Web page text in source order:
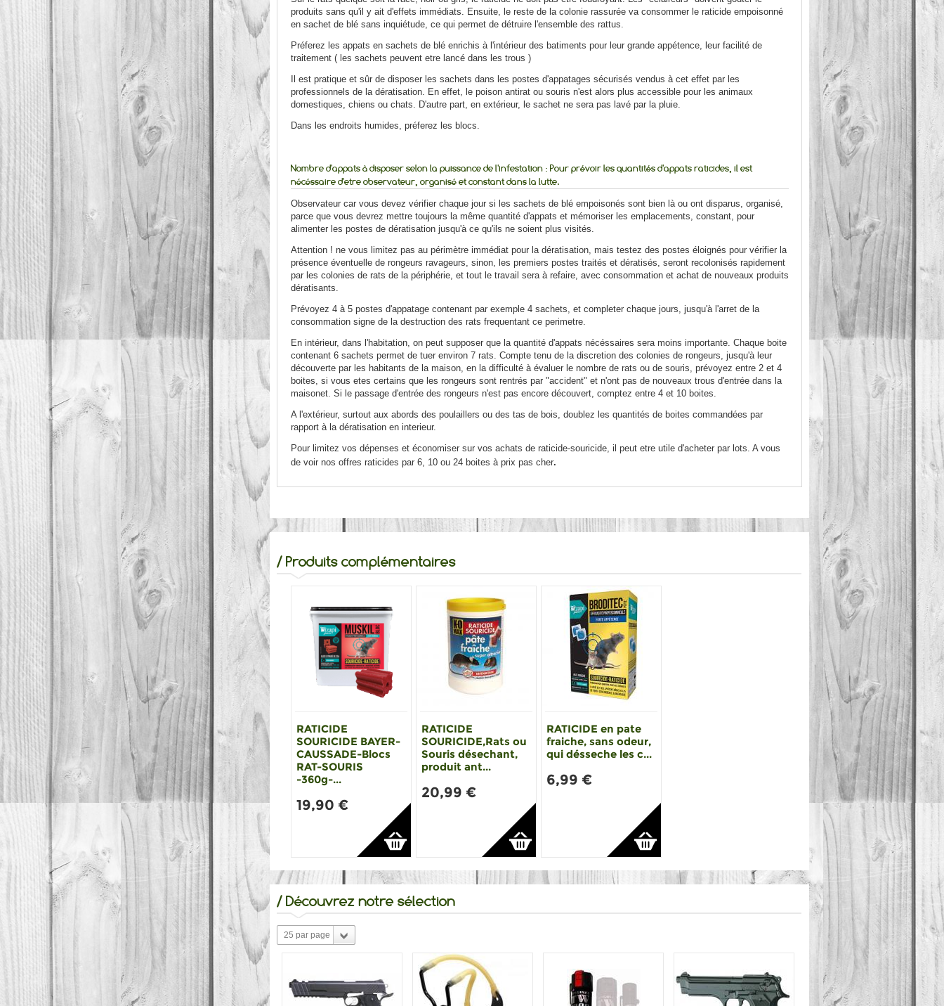
produits sans qu'il y ait d'effets immédiats. Ensuite, le reste de la colonie rassurée va consommer le raticide empoisonné
en sachet de blé sans inquiétude, ce qui permet de détruire l'ensemble des rattus.
Préferez les appats en sachets de blé enrichis à l'intérieur des batiments pour leur grande appétence, leur facilité de
traitement ( les sachets peuvent etre lancé dans les trous )
Il est pratique et sûr de disposer les sachets dans les postes d'appatages sécurisés vendus à cet effet par les
professionnels de la dératisation. En effet, le poison antirat ou souris n'est alors plus accessible pour les animaux
domestiques, chiens ou chats. D'autre part, en extérieur, le sachet ne sera pas lavé par la pluie.
Dans les endroits humides, préferez les blocs.
Nombre d'appats à disposer selon la puissance de l'infestation : Pour prévoir les quantités d'appats raticides, il est
nécéssaire d'etre observateur, organisé et constant dans la lutte.
Observateur car vous devez vérifier chaque jour si les sachets de blé empoisonés sont bien là ou ont disparus, organisé,
parce que vous devrez mettre toujours la même quantité d'appats et mémoriser les emplacements, constant, pour
alimenter les postes de dératisation jusqu'à ce qu'ils ne soient plus visités.
Attention ! ne vous limitez pas au périmètre immédiat pour la dératisation, mais testez des postes éloignés pour vérifier la
présence éventuelle de rongeurs ravageurs, sinon, les premiers postes traités et dératisés, seront recolonisés rapidement
par les colonies de rats de la périphérie, et tout le travail sera à refaire, avec consommation et achat de nouveaux produits
dératisants.
Prévoyez 4 à 5 postes d'appatage contenant par exemple 4 sachets, et completer chaque jours, jusqu'à l'arret de la
consommation signe de la destruction des rats frequentant ce perimetre.
En intérieur, dans l'habitation, on peut supposer que la quantité d'appats nécéssaires sera moins importante. Chaque boite
contenant 6 sachets permet de tuer environ 7 rats. Compte tenu de la discretion des colonies de rongeurs, jusqu'à leur
découverte par les habitants de la maison, en la difficulté à évaluer le nombre de rats ou de souris, prévoyez entre 2 et 4
boites, si vous etes certains que les rongeurs sont rentrés par "accident" et n'ont pas de nouveaux trous d'entrée dans la
maisonet. Si le passage d'entrée des rongeurs n'est pas encore découvert, comptez entre 4 et 10 boites.
A l'extérieur, surtout aux abords des poulaillers ou des tas de bois, doublez les quantités de boites commandées par
rapport à la dératisation en interieur.
Pour limitez vos dépenses et économiser sur vos achats de raticide-souricide, il peut etre utile d'acheter par lots. A vous
de voir nos offres raticides par 6, 10 ou 24 boites à prix pas cher.
/ Produits complémentaires
RATICIDE
SOURICIDE BAYER-
CAUSSADE-Blocs
RAT-SOURIS
-360g-...
19,90 €
RATICIDE
SOURICIDE,Rats ou
Souris désechant,
produit ant...
20,99 €
RATICIDE en pate
fraiche, sans odeur,
qui désseche les c...
6,99 €
/ Découvrez notre sélection
25 par page